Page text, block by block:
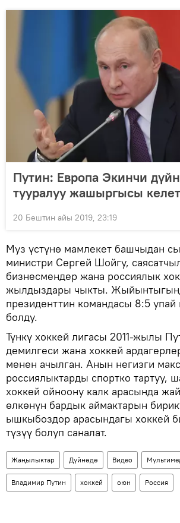
Путин: Европа Экинчи
тууралуу жашыргысы келет
20 Бештин айы 2019, 23:19
Муз үстүнө мамлекет башчыдан
министри Сергей Шойгу,
бизнесмендер жана россиялык
жылдыздары чыкты.
президенттин командасы 8:5
болду.
Түнкү хоккей лигасы 2011-жылы
демилгеси жана хоккей
менен ачылган. Анын негизги
россиялыктарды спортко тартуу,
хоккей ойноону калк арасында
өлкөнүн бардык аймактарын
ышкыбоздор арасындагы хоккей
түзүү болуп саналат.
Жаңылыктар Дүйнөдө Видео
Владимир Путин хоккей оюн Россия